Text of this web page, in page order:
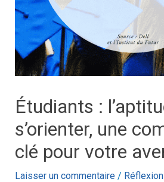
Étudiants :
s’orienter, une
clé pour votre
Laisser un commentaire / Réflexion